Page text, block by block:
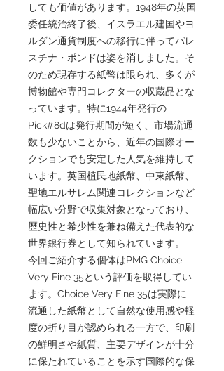
しても価値があります。1948年の英国
委任統治終了後、イスラエル建国やヨ
ルダン通貨制度への移行に伴ってパレ
スチナ・ポンドは姿を消しました。そ
のため現存する紙幣は限られ、多くが
博物館や専門コレクターの収蔵品とな
っています。特に1944年発行の
Pick#8dは発行期間が短く、市場流通
数も少ないことから、近年の国際オー
クションでも安定した人気を維持して
います。英国植民地紙幣、中東紙幣、
聖地エルサレム関連コレクションなど
幅広い分野で収集対象となっており、
歴史性と希少性を兼ね備えた代表的な
世界銀行券として知られています。
今回ご紹介する個体はPMG Choice
Very Fine 35という評価を取得してい
ます。Choice Very Fine 35は実際に
流通した紙幣として自然な使用感や軽
度の折り目が認められる一方で、印刷
の鮮明さや紙質、主要デザインが十分
に保たれていることを示す国際的な保